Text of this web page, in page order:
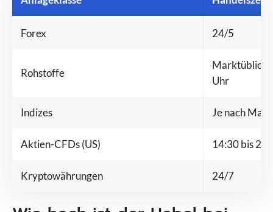
Forex 24/5
Rohstoffe
Marktüblich,
Uhr
Indizes Je nach
Aktien-CFDs (US) 14:30 bis 21
Kryptowährungen 24/7